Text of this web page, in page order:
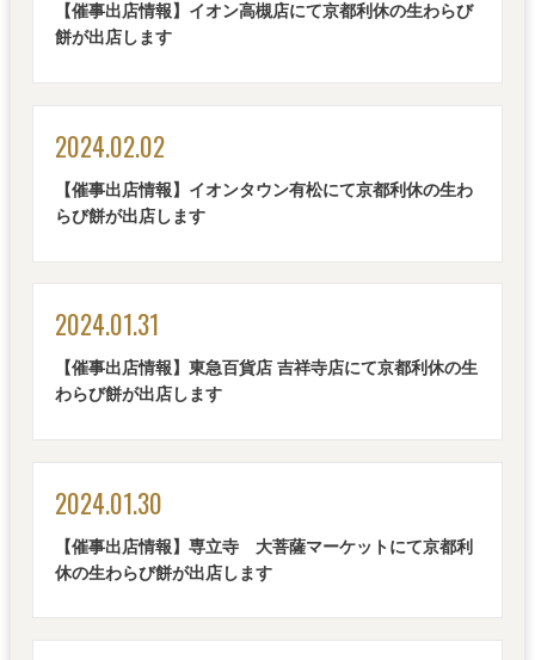
【催事出店情報】イオン高槻店にて京都利休の生わらび
餅が出店します
2024.02.02
【催事出店情報】イオンタウン有松にて京都利休の生わ
らび餅が出店します
2024.01.31
【催事出店情報】東急百貨店 吉祥寺店にて京都利休の生
わらび餅が出店します
2024.01.30
【催事出店情報】専立寺 大菩薩マーケットにて京都利
休の生わらび餅が出店します